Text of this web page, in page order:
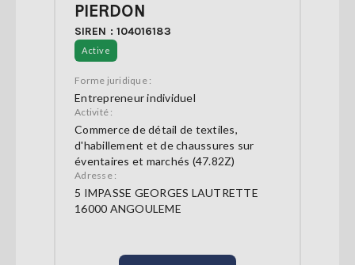
PIERDON
SIREN : 104016183
Active
Forme juridique :
Entrepreneur individuel
Activité :
Commerce de détail de textiles,
d'habillement et de chaussures sur
éventaires et marchés (47.82Z)
Adresse :
5 IMPASSE GEORGES LAUTRETTE
16000 ANGOULEME